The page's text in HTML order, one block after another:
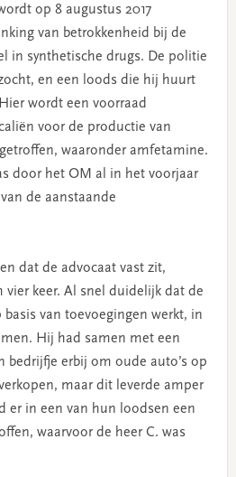
op 8 augustus 2017
van betrokkenheid bij de
in synthetische drugs. De politie
en een loods die hij huurt
wordt een voorraad
voor de productie van
waaronder amfetamine.
door het OM al in het voorjaar
de aanstaande
dat de advocaat vast zit,
keer. Al snel duidelijk dat de
van toevoegingen werkt, in
Hij had samen met een
bedrijfje erbij om oude auto’s op
maar dit leverde amper
er in een van hun loodsen een
waarvoor de heer C. was